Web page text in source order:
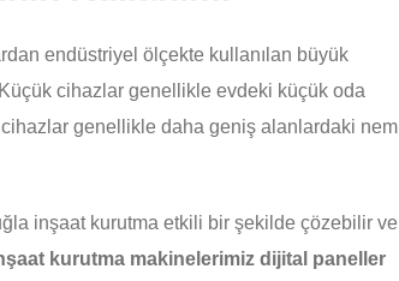
endüstriyel ölçekte kullanılan büyük
cihazlar genellikle evdeki küçük oda
genellikle daha geniş alanlardaki nem
inşaat kurutma etkili bir şekilde çözebilir ve
kurutma makinelerimiz dijital paneller